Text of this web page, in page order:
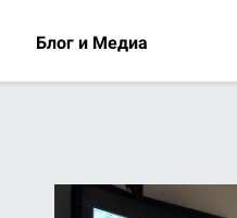
Блог и Медиа